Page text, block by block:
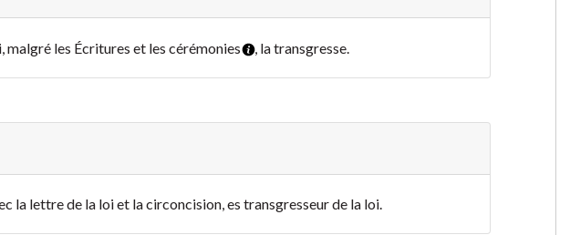
malgré les Écritures et les cérémonies , la transgresse.
la lettre de la loi et la circoncision, es transgresseur de la loi.